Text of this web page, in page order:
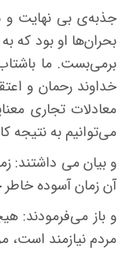
جذبه‌ی بی نهایت و
بحران‌ها او بود که
برمی‌بست.ما
خداوند رحمان و
معادلات تجاری
می‌توانیم به نتیجه
و بیان می داشتند:
آن زمان آسوده
و باز می‌فرمودند:
مردم نیازمند است،